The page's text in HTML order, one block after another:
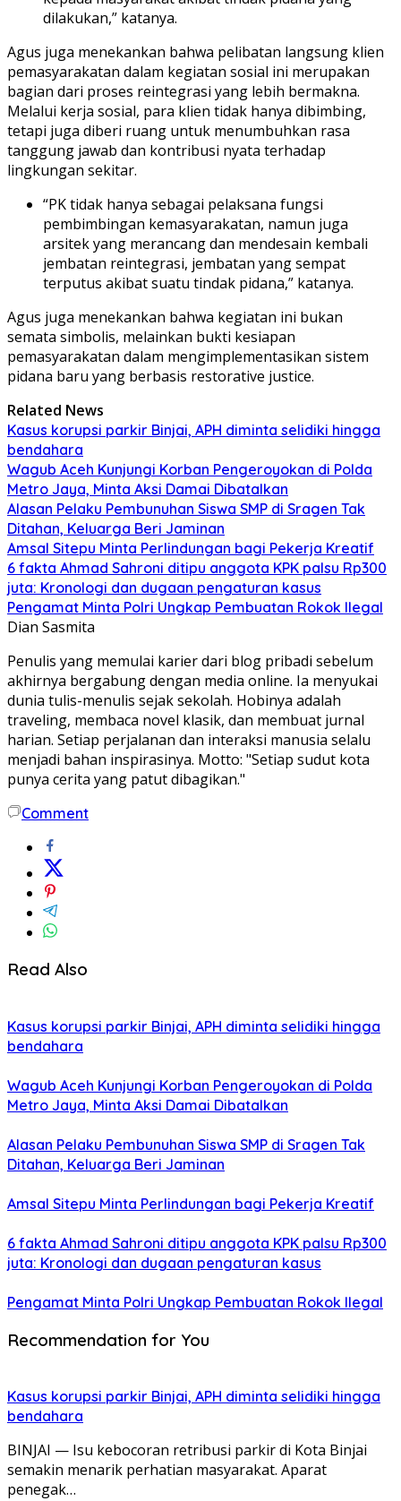
dilakukan,” katanya.
Agus juga menekankan bahwa pelibatan langsung klien
pemasyarakatan dalam kegiatan sosial ini merupakan
bagian dari proses reintegrasi yang lebih bermakna.
Melalui kerja sosial, para klien tidak hanya dibimbing,
tetapi juga diberi ruang untuk menumbuhkan rasa
tanggung jawab dan kontribusi nyata terhadap
lingkungan sekitar.
“PK tidak hanya sebagai pelaksana fungsi
pembimbingan kemasyarakatan, namun juga
arsitek yang merancang dan mendesain kembali
jembatan reintegrasi, jembatan yang sempat
terputus akibat suatu tindak pidana,” katanya.
Agus juga menekankan bahwa kegiatan ini bukan
semata simbolis, melainkan bukti kesiapan
pemasyarakatan dalam mengimplementasikan sistem
pidana baru yang berbasis restorative justice.
Related News
Kasus korupsi parkir Binjai, APH diminta selidiki hingga
bendahara
Wagub Aceh Kunjungi Korban Pengeroyokan di Polda
Metro Jaya, Minta Aksi Damai Dibatalkan
Alasan Pelaku Pembunuhan Siswa SMP di Sragen Tak
Ditahan, Keluarga Beri Jaminan
Amsal Sitepu Minta Perlindungan bagi Pekerja Kreatif
6 fakta Ahmad Sahroni ditipu anggota KPK palsu Rp300
juta: Kronologi dan dugaan pengaturan kasus
Pengamat Minta Polri Ungkap Pembuatan Rokok Ilegal
Dian Sasmita
Penulis yang memulai karier dari blog pribadi sebelum
akhirnya bergabung dengan media online. Ia menyukai
dunia tulis-menulis sejak sekolah. Hobinya adalah
traveling, membaca novel klasik, dan membuat jurnal
harian. Setiap perjalanan dan interaksi manusia selalu
menjadi bahan inspirasinya. Motto: "Setiap sudut kota
punya cerita yang patut dibagikan."
Comment
Read Also
Kasus korupsi parkir Binjai, APH diminta selidiki hingga
bendahara
Wagub Aceh Kunjungi Korban Pengeroyokan di Polda
Metro Jaya, Minta Aksi Damai Dibatalkan
Alasan Pelaku Pembunuhan Siswa SMP di Sragen Tak
Ditahan, Keluarga Beri Jaminan
Amsal Sitepu Minta Perlindungan bagi Pekerja Kreatif
6 fakta Ahmad Sahroni ditipu anggota KPK palsu Rp300
juta: Kronologi dan dugaan pengaturan kasus
Pengamat Minta Polri Ungkap Pembuatan Rokok Ilegal
Recommendation for You
Kasus korupsi parkir Binjai, APH diminta selidiki hingga
bendahara
BINJAI — Isu kebocoran retribusi parkir di Kota Binjai
semakin menarik perhatian masyarakat. Aparat
penegak…